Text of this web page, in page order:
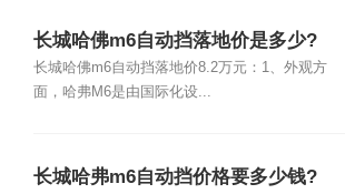
长城哈佛m6自动挡落地价是多少?
长城哈佛m6自动挡落地价8.2万元：1、外观方
面，哈弗M6是由国际化设...
长城哈弗m6自动挡价格要多少钱?